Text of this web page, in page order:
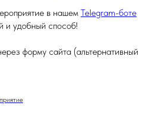
в нашем Telegram-боте
и удобный способ!
форму сайта (альтернативный